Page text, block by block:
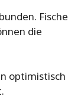
Fische
die
optimistisch